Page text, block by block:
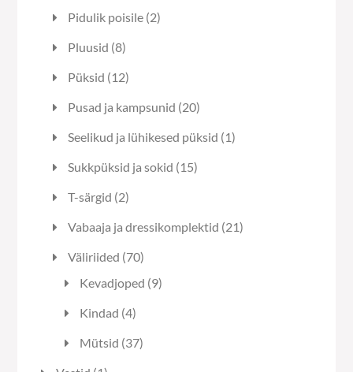
toodet
Pidulik poisile 22
Pluusid 88
Püksid 1212
Pusad ja kampsunid 2020
toodet
Seelikud ja lühikesed püksid 11
Sukkpüksid ja sokid 1515
T-särgid 22
Vabaaja ja dressikomplektid 2121
Väliriided 7070
toodet
Kevadjoped 99
Kindad 44
Mütsid 3737